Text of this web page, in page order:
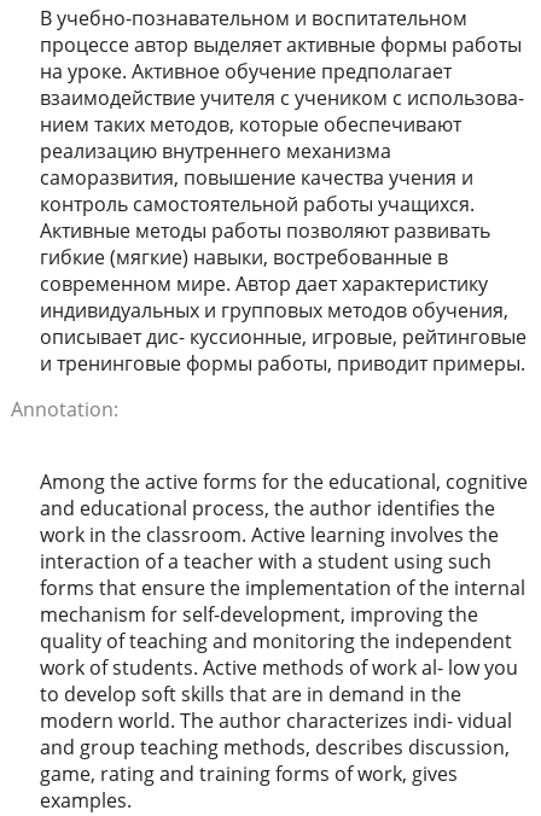
В учебно-познавательном и воспитательном
процессе автор выделяет активные формы работы
на уроке. Активное обучение предполагает
взаимодействие учителя с учеником с использова-
нием таких методов, которые обеспечивают
реализацию внутреннего механизма
саморазвития, повышение качества учения и
контроль самостоятельной работы учащихся.
Активные методы работы позволяют развивать
гибкие (мягкие) навыки, востребованные в
современном мире. Автор дает характеристику
индивидуальных и групповых методов обучения,
описывает дис- куссионные, игровые, рейтинговые
и тренинговые формы работы, приводит примеры.
Annotation:
Among the active forms for the educational, cognitive
and educational process, the author identifies the
work in the classroom. Active learning involves the
interaction of a teacher with a student using such
forms that ensure the implementation of the internal
mechanism for self-development, improving the
quality of teaching and monitoring the independent
work of students. Active methods of work al- low you
to develop soft skills that are in demand in the
modern world. The author characterizes indi- vidual
and group teaching methods, describes discussion,
game, rating and training forms of work, gives
examples.